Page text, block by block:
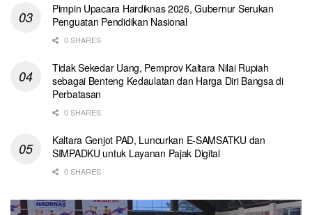
Pimpin Upacara Hardiknas 2026, Gubernur Serukan
Penguatan Pendidikan Nasional
0 SHARES
Tidak Sekedar Uang, Pemprov Kaltara Nilai Rupiah
sebagai Benteng Kedaulatan dan Harga Diri Bangsa di
Perbatasan
0 SHARES
Kaltara Genjot PAD, Luncurkan E-SAMSATKU dan
SIMPADKU untuk Layanan Pajak Digital
0 SHARES